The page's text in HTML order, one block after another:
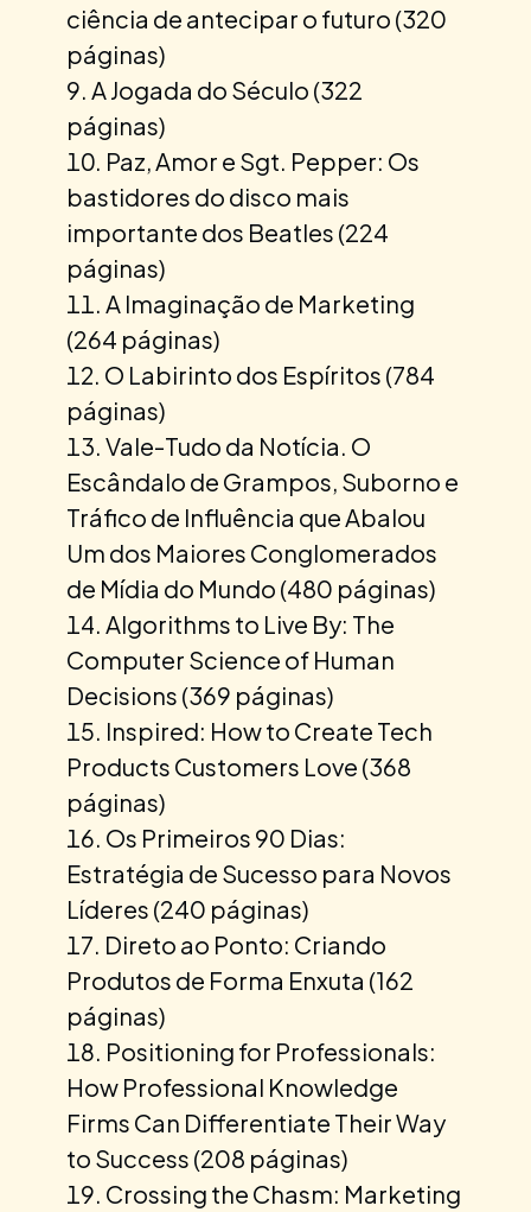
ciência de antecipar o futuro (320
páginas)
A Jogada do Século (322
páginas)
Paz, Amor e Sgt. Pepper: Os
bastidores do disco mais
importante dos Beatles (224
páginas)
A Imaginação de Marketing
(264 páginas)
O Labirinto dos Espíritos (784
páginas)
Vale-Tudo da Notícia. O
Escândalo de Grampos, Suborno e
Tráfico de Influência que Abalou
Um dos Maiores Conglomerados
de Mídia do Mundo (480 páginas)
Algorithms to Live By: The
Computer Science of Human
Decisions (369 páginas)
Inspired: How to Create Tech
Products Customers Love (368
páginas)
Os Primeiros 90 Dias:
Estratégia de Sucesso para Novos
Líderes (240 páginas)
Direto ao Ponto: Criando
Produtos de Forma Enxuta (162
páginas)
Positioning for Professionals:
How Professional Knowledge
Firms Can Differentiate Their Way
to Success (208 páginas)
Crossing the Chasm: Marketing